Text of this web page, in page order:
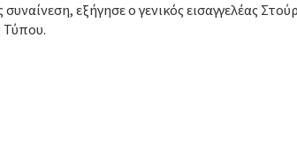
συναίνεση, εξήγησε ο γενικός εισαγγελέας
Τύπου.